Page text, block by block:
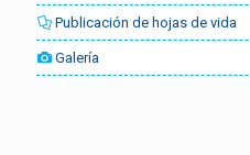
Publicación de hojas de vida
Galería